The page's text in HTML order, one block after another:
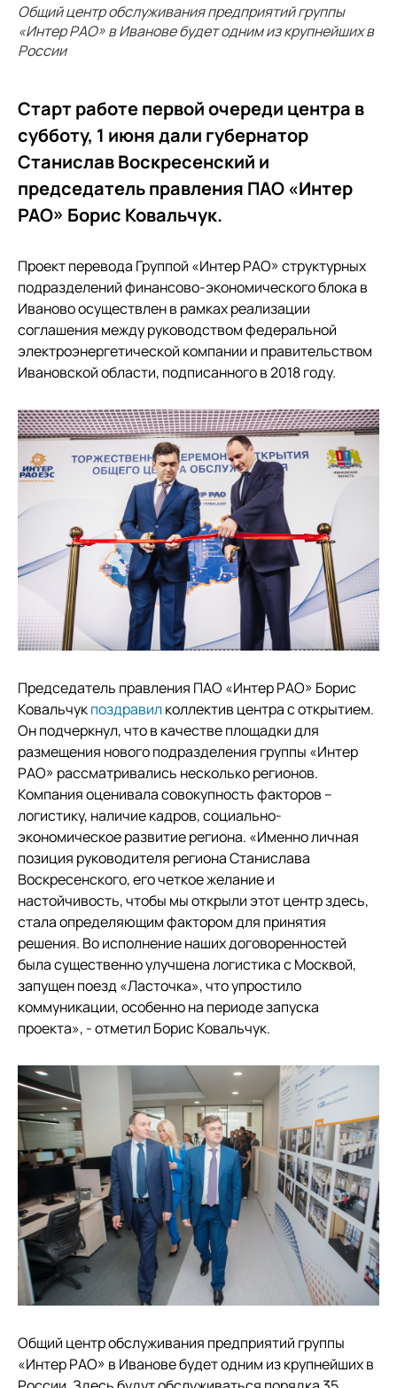
Общий центр обслуживания предприятий группы
«Интер РАО» в Иванове будет одним из крупнейших в
России
Старт работе первой очереди центра в
субботу, 1 июня дали губернатор
Станислав Воскресенский и
председатель правления ПАО «Интер
РАО» Борис Ковальчук.
Проект перевода Группой «Интер РАО» структурных
подразделений финансово-экономического блока в
Иваново осуществлен в рамках реализации
соглашения между руководством федеральной
электроэнергетической компании и правительством
Ивановской области, подписанного в 2018 году.
Председатель правления ПАО «Интер РАО» Борис
Ковальчукпоздравилколлектив центра с открытием.
Он подчеркнул, что в качестве площадки для
размещения нового подразделения группы «Интер
РАО» рассматривались несколько регионов.
Компания оценивала совокупность факторов –
логистику, наличие кадров, социально-
экономическое развитие региона. «Именно личная
позиция руководителя региона Станислава
Воскресенского, его четкое желание и
настойчивость, чтобы мы открыли этот центр здесь,
стала определяющим фактором для принятия
решения. Во исполнение наших договоренностей
была существенно улучшена логистика с Москвой,
запущен поезд «Ласточка», что упростило
коммуникации, особенно на периоде запуска
проекта», - отметил Борис Ковальчук.
Общий центр обслуживания предприятий группы
«Интер РАО» в Иванове будет одним из крупнейших в